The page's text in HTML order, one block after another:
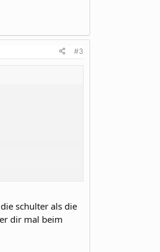
#3
der brust
schulter als die
dir mal beim